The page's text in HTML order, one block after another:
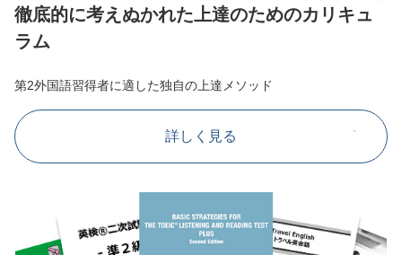
徹底的に考えぬかれた上達のためのカリキュ
ラム
第2外国語習得者に適した独自の上達メソッド
詳しく見る